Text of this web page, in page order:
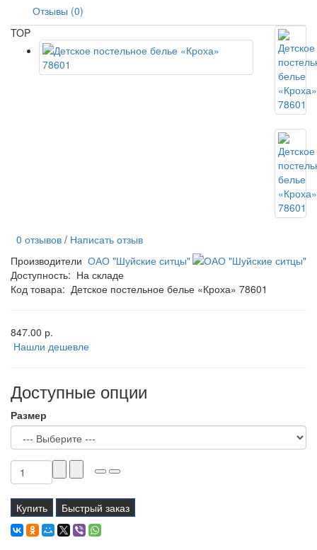
Отзывы (0)
TOP
0 отзывов / Написать отзыв
Производители ОАО "Шуйские ситцы"
Доступность: На складе
Код товара: Детское постельное белье «Кроха» 78601
847.00 р.
Нашли дешевле
Доступные опции
Размер
Купить Быстрый заказ